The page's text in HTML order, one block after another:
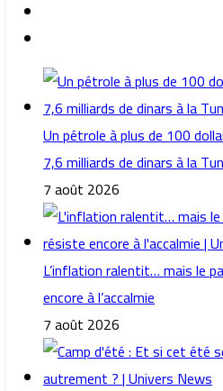
Un pétrole à plus de 100
7,6 milliards de dinars à la
7 août 2026
L’inflation ralentit… mais le
encore à l’accalmie
7 août 2026